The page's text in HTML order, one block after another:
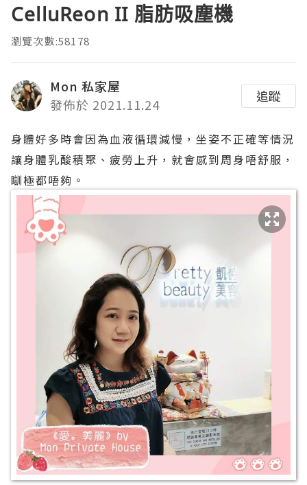
CelluReon II 脂肪吸塵機
瀏覽次數:58178
Mon 私家屋
發佈於 2021.11.24
追蹤
身體好多時會因為血液循環減慢，坐姿不正確等情況
讓身體乳酸積聚、疲勞上升，就會感到周身唔舒服，
瞓極都唔夠。